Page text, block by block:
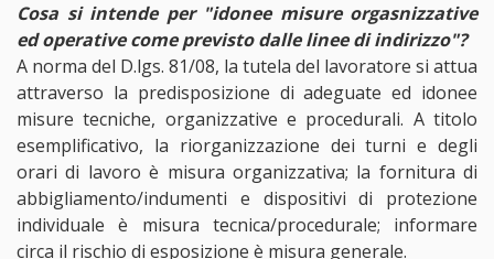
Cosa si intende per "idonee misure orgasnizzative
ed operative come previsto dalle linee di indirizzo"?
A norma del D.lgs. 81/08, la tutela del lavoratore si attua
attraverso la predisposizione di adeguate ed idonee
misure tecniche, organizzative e procedurali. A titolo
esemplificativo, la riorganizzazione dei turni e degli
orari di lavoro è misura organizzativa; la fornitura di
abbigliamento/indumenti e dispositivi di protezione
individuale è misura tecnica/procedurale; informare
circa il rischio di esposizione è misura generale.